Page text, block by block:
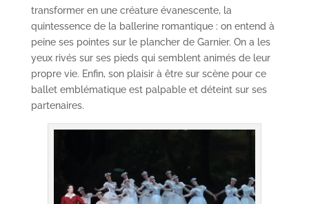
transformer en une créature évanescente, la
quintessence de la ballerine romantique : on entend à
peine ses pointes sur le plancher de Garnier. On a les
yeux rivés sur ses pieds qui semblent animés de leur
propre vie. Enfin, son plaisir à être sur scène pour ce
ballet emblématique est palpable et déteint sur ses
partenaires.